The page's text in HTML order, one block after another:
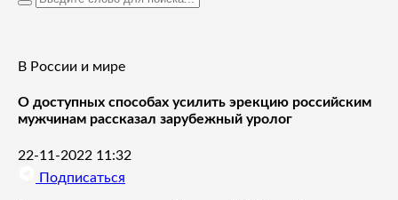
В России и мире
О доступных способах усилить эрекцию российским
мужчинам рассказал зарубежный уролог
22-11-2022 11:32
Подписаться